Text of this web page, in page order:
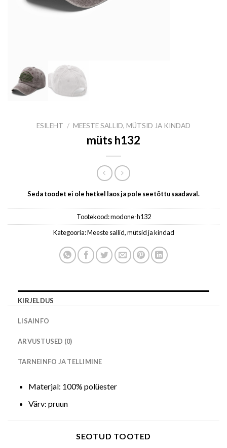
ESILEHT / MEESTE SALLID, MÜTSID JA KINDAD
müts h132
Seda toodet ei ole hetkel laos ja pole seetõttu saadaval.
Tootekood:modone-h132
Kategooria:Meeste sallid, mütsid ja kindad
KIRJELDUS
LISAINFO
ARVUSTUSED (0)
TARNEINFO JA TELLIMINE
Materjal: 100% polüester
Värv: pruun
SEOTUD TOOTED